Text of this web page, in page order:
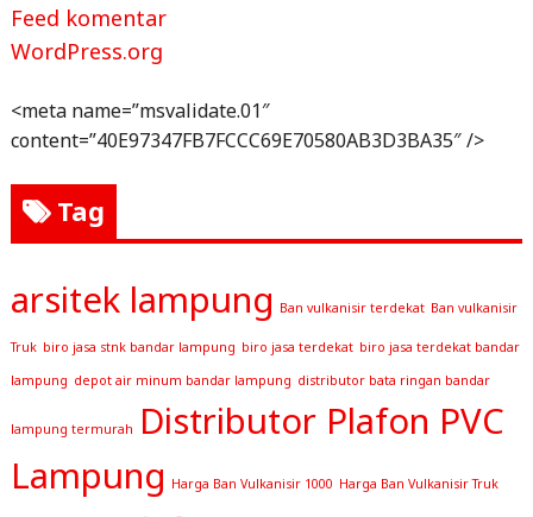
Feed komentar
WordPress.org
<meta name=”msvalidate.01″
content=”40E97347FB7FCCC69E70580AB3D3BA35″ />
Tag
arsitek lampung Ban vulkanisir terdekat Ban vulkanisir
Truk biro jasa stnk bandar lampung biro jasa terdekat biro jasa terdekat bandar
lampung depot air minum bandar lampung distributor bata ringan bandar
lampung termurah
Distributor Plafon PVC
Lampung Harga Ban Vulkanisir 1000 Harga Ban Vulkanisir Truk